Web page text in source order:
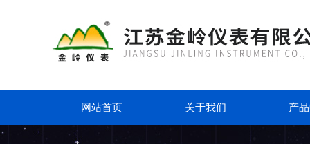
网站首页 关于我们 产